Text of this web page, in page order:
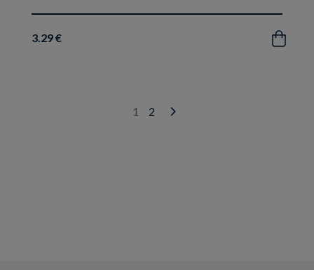
3.29 € Acquista
1 2
Next